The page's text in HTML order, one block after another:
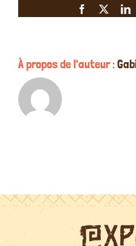
Facebook
À propos de l'auteur :